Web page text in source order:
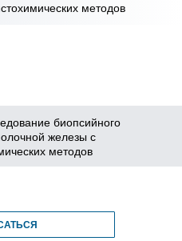
методов
биопсийного
железы с
методов